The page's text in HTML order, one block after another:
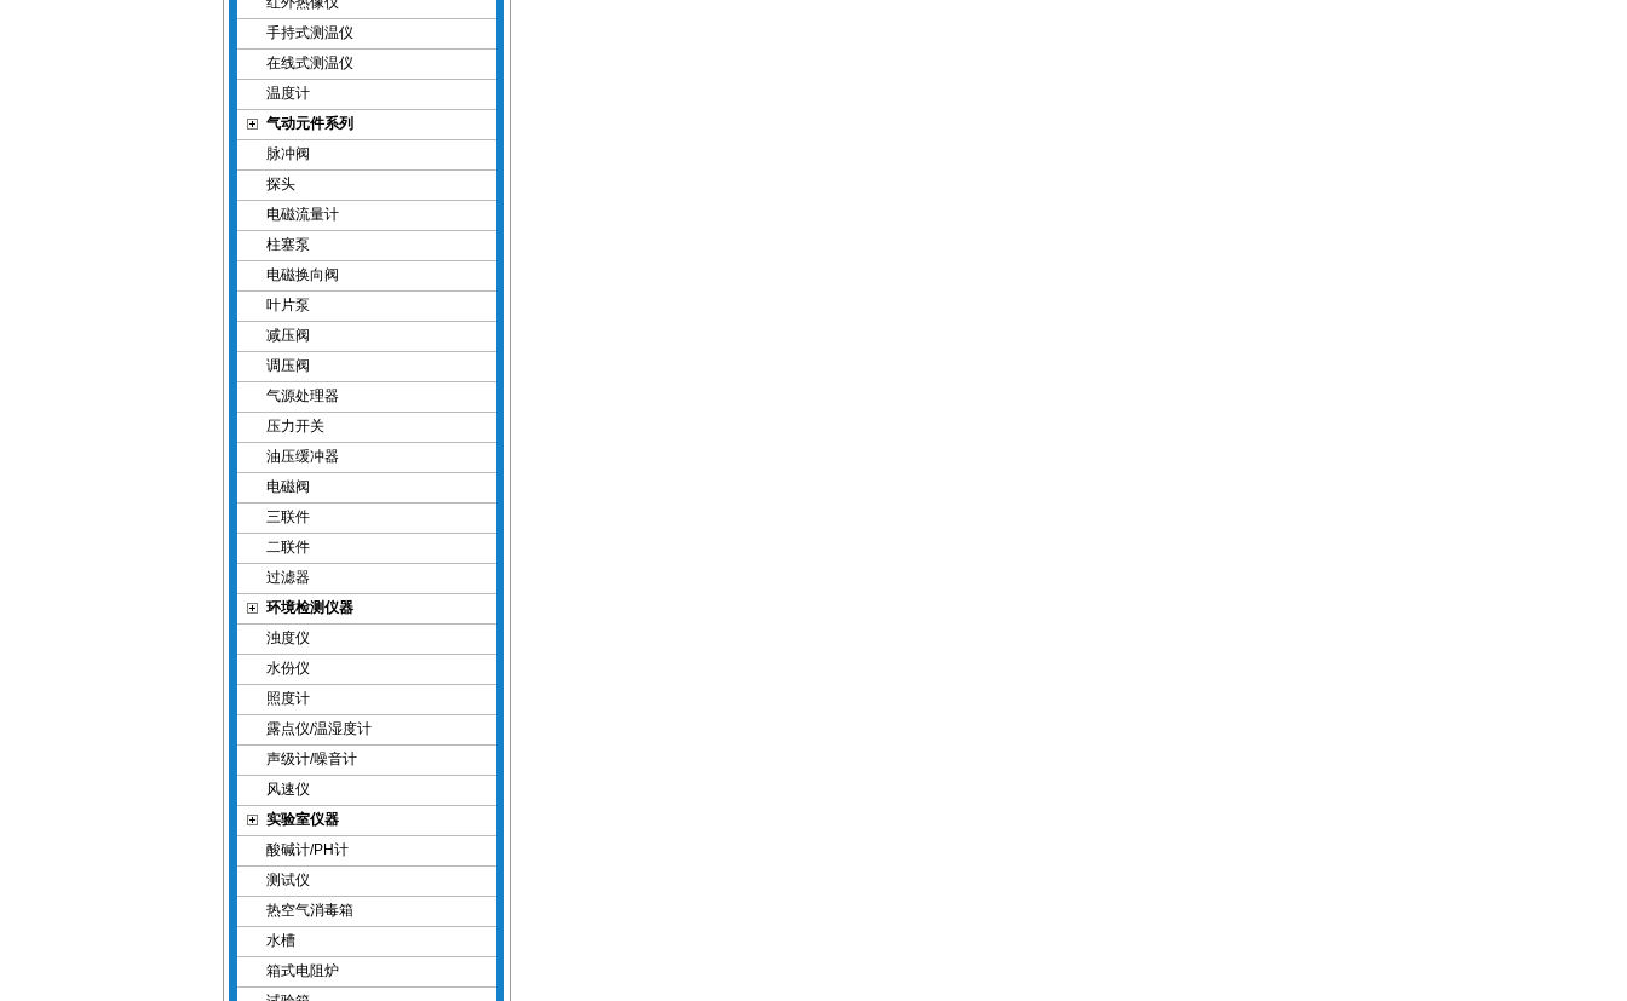
手持式测温仪
在线式测温仪
温度计
气动元件系列
脉冲阀
探头
电磁流量计
柱塞泵
电磁换向阀
叶片泵
减压阀
调压阀
气源处理器
压力开关
油压缓冲器
电磁阀
三联件
二联件
过滤器
环境检测仪器
浊度仪
水份仪
照度计
露点仪/温湿度计
声级计/噪音计
风速仪
实验室仪器
酸碱计/PH计
测试仪
热空气消毒箱
水槽
箱式电阻炉